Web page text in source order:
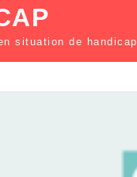
situation de handicap